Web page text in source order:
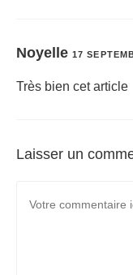
Noyelle 17
Très bien cet article
Laisser un